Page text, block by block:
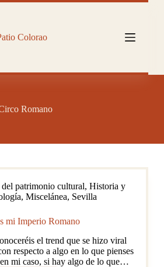
Colorao
Romano
patrimonio cultural,Historia y
, Miscelánea, Sevilla
mi Imperio Romano
el trend que se hizo viral
respecto a algo en lo que pienses
mi caso, si hay algo de lo que…